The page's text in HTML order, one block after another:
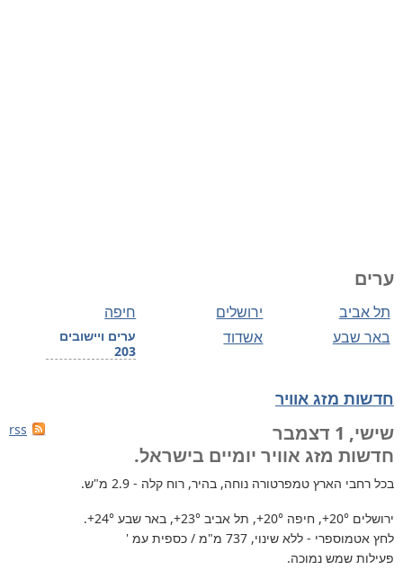
ערים
חיפה ירושלים תל אביב
ערים ויישובים
203
אשדוד באר שבע
חדשות מזג אוויר
rss
שישי, 1 דצמבר
חדשות מזג אוויר יומיים בישראל.
בכל רחבי הארץ טמפרטורה נוחה, בהיר, רוח קלה - 2.9 מ"ש.
ירושלים +20°, חיפה +20°, תל אביב +23°, באר שבע +24°
.
לחץ אטמוספרי - ללא שינוי, 737 מ"מ / כספית עמ '
פעילות שמש נמוכה.